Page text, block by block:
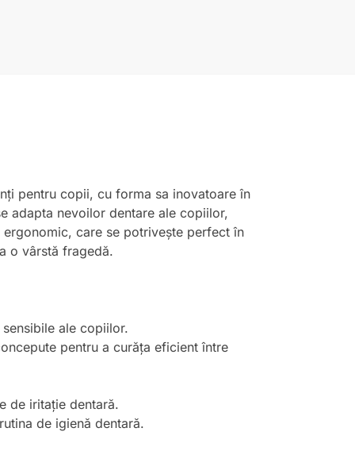
pentru copii, cu forma sa inovatoare în
adapta nevoilor dentare ale copiilor,
care se potrivește perfect în
o vârstă fragedă.
ale copiilor.
pentru a curăța eficient între
de iritație dentară.
de igienă dentară.